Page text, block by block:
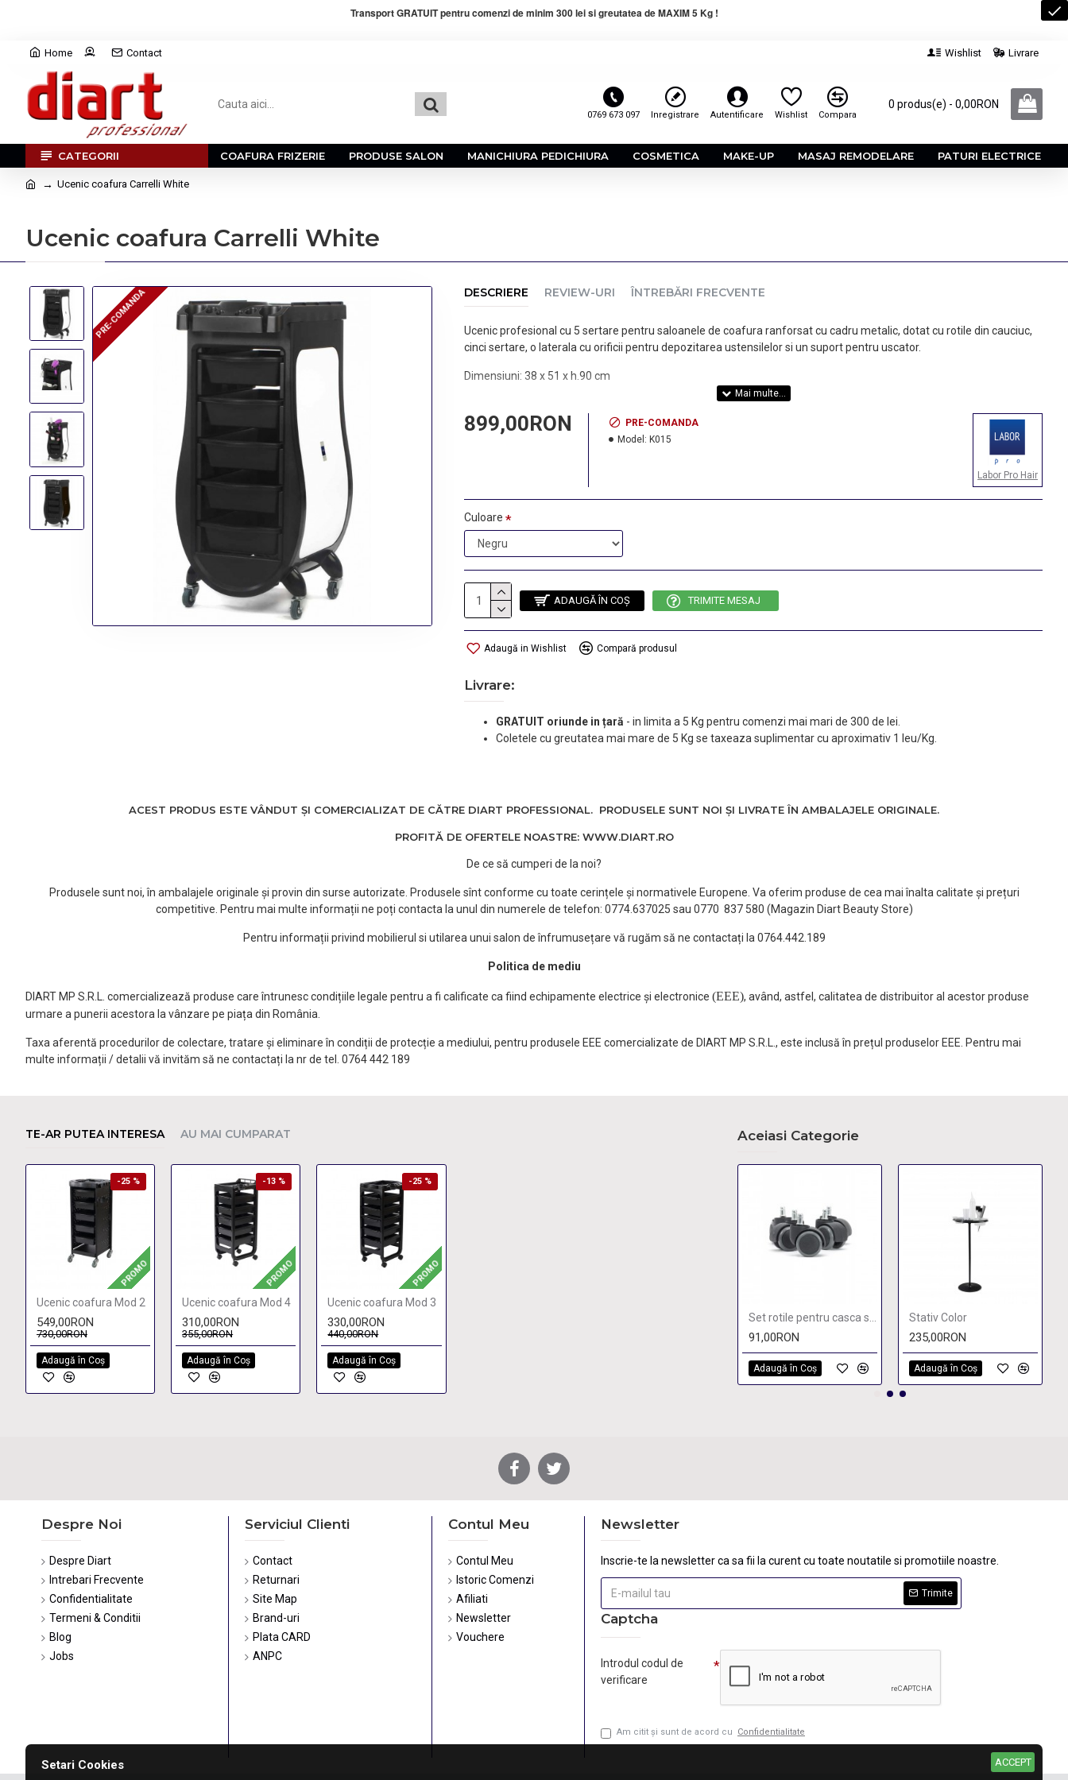
Transport GRATUIT pentru comenzi de minim 300 lei si greutatea de MAXIM 5 Kg !
Home Contact Wishlist Livrare
0769 673 097 Inregistrare Autentificare Wishlist Compara
0 produs(e) - 0,00RON
CATEGORII COAFURA FRIZERIE PRODUSE SALON MANICHIURA PEDICHIURA COSMETICA MAKE-UP MASAJ REMODELARE PATURI ELECTRICE
Ucenic coafura Carrelli White
Ucenic coafura Carrelli White
PRE-COMANDA
PRE-COMANDA DESCRIERE REVIEW-URI ÎNTREBĂRI FRECVENTE
Ucenic profesional cu 5 sertare pentru saloanele de coafura ranforsat cu cadru metalic, dotat cu rotile din cauciuc,
cinci sertare, o laterala cu orificii pentru depozitarea ustensilelor si un suport pentru uscator.
Dimensiuni: 38 x 51 x h.90 cm
899,00RON
PRE-COMANDA
Model: K015
Labor Pro Hair
Culoare
ADAUGĂ ÎN COŞ TRIMITE MESAJ
Adaugă in Wishlist Compară produsul
Livrare:
GRATUIT oriunde in țară - in limita a 5 Kg pentru comenzi mai mari de 300 de lei.
Coletele cu greutatea mai mare de 5 Kg se taxeaza suplimentar cu aproximativ 1 leu/Kg.
ACEST PRODUS ESTE VÂNDUT ȘI COMERCIALIZAT DE CĂTRE DIART PROFESSIONAL. PRODUSELE SUNT NOI ȘI LIVRATE ÎN AMBALAJELE ORIGINALE.
PROFITĂ DE OFERTELE NOASTRE: WWW.DIART.RO
De ce să cumperi de la noi?
Produsele sunt noi, în ambalajele originale și provin din surse autorizate. Produsele sînt conforme cu toate cerințele și normativele Europene. Va oferim produse de cea mai înalta calitate și prețuri
competitive. Pentru mai multe informații ne poți contacta la unul din numerele de telefon: 0774.637025 sau 0770 837 580 (Magazin Diart Beauty Store)
Pentru informații privind mobilierul si utilarea unui salon de înfrumusețare vă rugăm să ne contactați la 0764.442.189
Politica de mediu
DIART MP S.R.L. comercializează produse care întrunesc condițiile legale pentru a fi calificate ca fiind echipamente electrice și electronice (EEE), având, astfel, calitatea de distribuitor al acestor produse
urmare a punerii acestora la vânzare pe piața din România.
Taxa aferentă procedurilor de colectare, tratare și eliminare în condiții de protecție a mediului, pentru produsele EEE comercializate de DIART MP S.R.L., este inclusă în prețul produselor EEE. Pentru mai
multe informații / detalii vă invităm să ne contactați la nr de tel. 0764 442 189
TE-AR PUTEA INTERESA AU MAI CUMPARAT
PROMO
-25 %
Ucenic coafura Mod 2
549,00RON
730,00RON
Adaugă în Coş
PROMO
-13 %
Ucenic coafura Mod 4
310,00RON
355,00RON
Adaugă în Coş
PROMO
-25 %
Ucenic coafura Mod 3
330,00RON
440,00RON
Adaugă în Coş
Aceiasi Categorie
91,00RON
Adaugă în Coş
Stativ Color
235,00RON
Adaugă în Coş
Despre Noi
Despre Diart
Intrebari Frecvente
Confidentialitate
Termeni & Conditii
Blog
Jobs
Serviciul Clienti
Contact
Returnari
Site Map
Brand-uri
Plata CARD
ANPC
Contul Meu
Contul Meu
Istoric Comenzi
Afiliati
Newsletter
Vouchere
Newsletter
Inscrie-te la newsletter ca sa fii la curent cu toate noutatile si promotiile noastre.
Trimite
Captcha
Introdul codul de
verificare
Am citit şi sunt de acord cu Confidentialitate
ACCEPT
Setari Cookies